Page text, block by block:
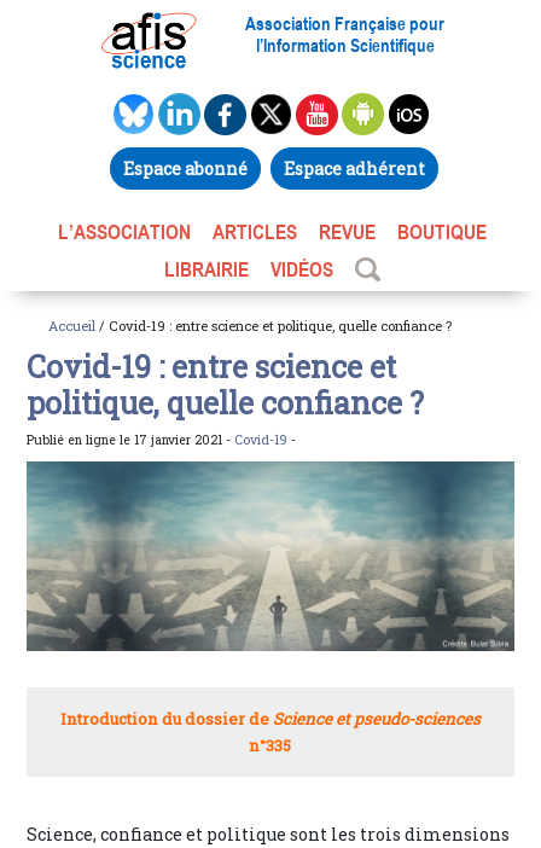
Association Française pour
l’Information Scientifique
Espace abonné Espace adhérent
L’ASSOCIATION ARTICLES REVUE
BOUTIQUE
LIBRAIRIE
VIDÉOS
Accueil / Covid-19 : entre science et politique, quelle confiance ?
Covid-19 : entre science et
politique, quelle confiance ?
Publié en ligne le 17 janvier 2021 - Covid-19 -
Introduction du dossier de Science et pseudo-sciences
n°335
Science, confiance et politique sont les trois dimensions